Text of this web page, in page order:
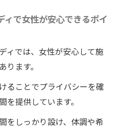
で女性が安心できるポイ
ィでは、女性が安心して施
ます。
ることでプライバシーを確
提供しています。
をしっかり設け、体調や希